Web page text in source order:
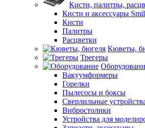
Кисти, палитры,
Кисти и аксессуары
Кисти
Палитры
Расцветки
Кюветы,
Трегеры
Вакуумформеры
Горелки
Пылесосы и боксы
Сверлильные
Вибростолики
Устройства для